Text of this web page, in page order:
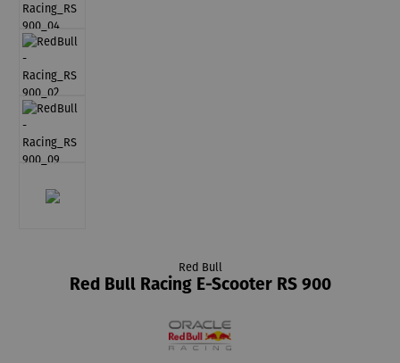
Red Bull
Red Bull Racing E-Scooter RS 900